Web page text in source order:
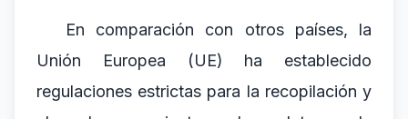
En comparación con otros países, la
Unión Europea (UE) ha establecido
regulaciones estrictas para la recopilación y